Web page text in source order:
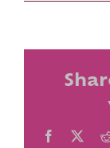
Facebook